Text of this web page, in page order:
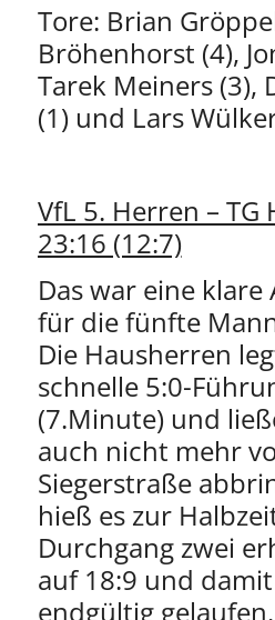
Tore: Brian
Bröhenhorst (4),
Tarek Meiners (3),
(1) und Lars
VfL 5. Herren – TG
23:16 (12:7)
Das war eine klare
für die fünfte
Die Hausherren
schnelle 5:0-
(7.Minute) und
auch nicht mehr
Siegerstraße
hieß es zur
Durchgang zwei
auf 18:9 und
endgültig